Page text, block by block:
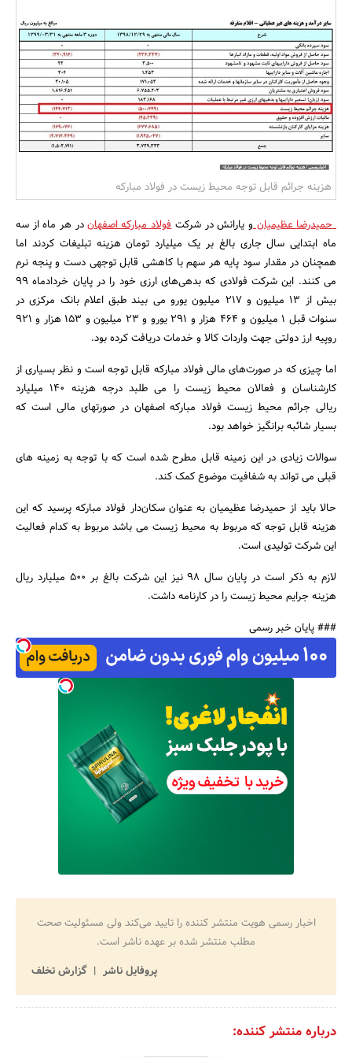
بانک، بیمه و سرمایه
مسکن و ساختمان
هزینه جرائم قابل توجه محیط زیست در فولاد مبارکه
حمیدرضا عظیمیانو یارانش در شرکتفولاد مبارکه اصفهاندر هر ماه از سه
ماه ابتدایی سال جاری بالغ بر یک میلیارد تومان هزینه تبلیغات کردند اما
همچنان در مقدار سود پایه هر سهم با کاهشی قابل توجهی دست و پنجه نرم
می کنند. این شرکت فولادی که بدهی‌های ارزی خود را در پایان خردادماه 99
بیش از ۱۳ میلیون و ۲۱۷ میلیون یورو می بیند طبق اعلام بانک مرکزی در
سنوات قبل 1 میلیون و ۴۶۴ هزار و 291 یورو و ۲۳ میلیون و ۱۵۳ هزار و 921
روپیه ارز دولتی جهت واردات کالا و خدمات دریافت کرده بود.
اما چیزی که در صورت‌های مالی فولاد مبارکه قابل توجه است و نظر بسیاری از
کارشناسان و فعالان محیط زیست را می طلبد درجه هزینه ۱۴۰ میلیارد
ریالی جرائم محیط زیست فولاد مبارکه اصفهان در صورتهای مالی است که
بسیار شائبه برانگیز خواهد بود.
سوالات زیادی در این زمینه قابل مطرح شده است که با توجه به زمینه های
قبلی می تواند به شفافیت موضوع کمک کند.
حالا باید از حمیدرضا عظیمیان به عنوان سکان‌دار فولاد مبارکه پرسید که این
هزینه قابل توجه که مربوط به محیط زیست می باشد مربوط به کدام فعالیت
این شرکت تولیدی است.
لازم به ذکر است در پایان سال ۹۸ نیز این شرکت بالغ بر ۵۰۰ میلیارد ریال
هزینه جرایم محیط زیست را در کارنامه داشت.
### پایان خبر رسمی
اخبار رسمی هویت منتشر کننده را تایید می‌کند ولی مسئولیت صحت
مطلب منتشر شده بر عهده ناشر است.
پروفایل ناشر
گزارش تخلف
درباره منتشر کننده: